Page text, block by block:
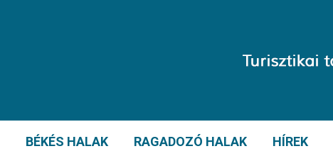
BÉKÉS HALAK RAGADOZÓ HALAK HÍREK